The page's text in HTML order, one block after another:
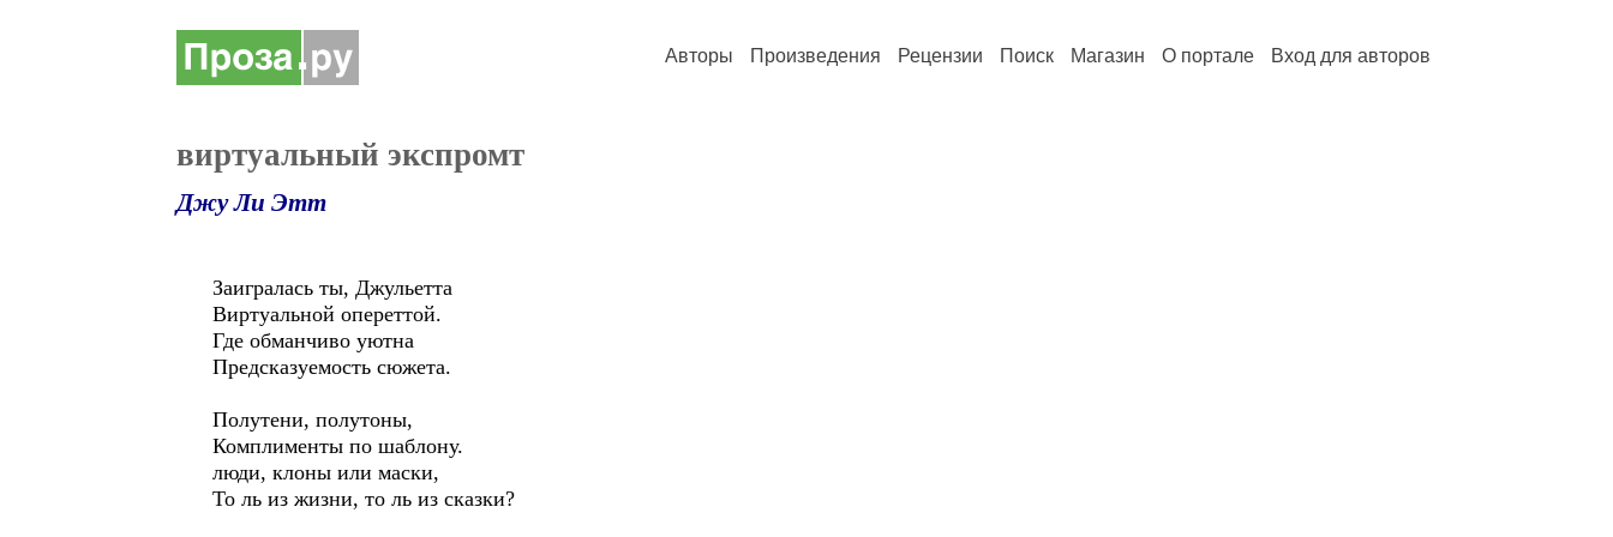
Авторы Произведения Рецензии Поиск Магазин О портале Вход для авторов
виртуальный экспромт
Джу Ли Этт
Заигралась ты, Джульетта
Виртуальной опереттой.
Где обманчиво уютна
Предсказуемость сюжета.
Полутени, полутоны,
Комплименты по шаблону.
люди, клоны или маски,
То ль из жизни, то ль из сказки?